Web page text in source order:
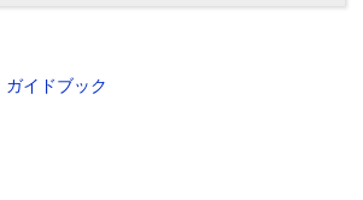
ガイドブック